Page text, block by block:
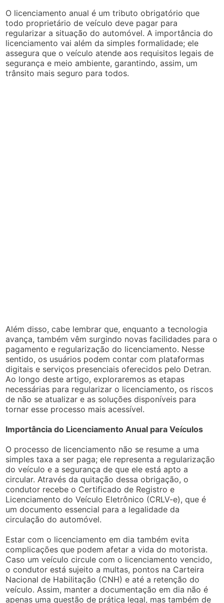
O licenciamento anual é um tributo obrigatório que
todo proprietário de veículo deve pagar para
regularizar a situação do automóvel. A importância do
licenciamento vai além da simples formalidade; ele
assegura que o veículo atende aos requisitos legais de
segurança e meio ambiente, garantindo, assim, um
trânsito mais seguro para todos.
Além disso, cabe lembrar que, enquanto a tecnologia
avança, também vêm surgindo novas facilidades para o
pagamento e regularização do licenciamento. Nesse
sentido, os usuários podem contar com plataformas
digitais e serviços presenciais oferecidos pelo Detran.
Ao longo deste artigo, exploraremos as etapas
necessárias para regularizar o licenciamento, os riscos
de não se atualizar e as soluções disponíveis para
tornar esse processo mais acessível.
Importância do Licenciamento Anual para Veículos
O processo de licenciamento não se resume a uma
simples taxa a ser paga; ele representa a regularização
do veículo e a segurança de que ele está apto a
circular. Através da quitação dessa obrigação, o
condutor recebe o Certificado de Registro e
Licenciamento do Veículo Eletrônico (CRLV-e), que é
um documento essencial para a legalidade da
circulação do automóvel.
Estar com o licenciamento em dia também evita
complicações que podem afetar a vida do motorista.
Caso um veículo circule com o licenciamento vencido,
o condutor está sujeito a multas, pontos na Carteira
Nacional de Habilitação (CNH) e até a retenção do
veículo. Assim, manter a documentação em dia não é
apenas uma questão de prática legal, mas também de